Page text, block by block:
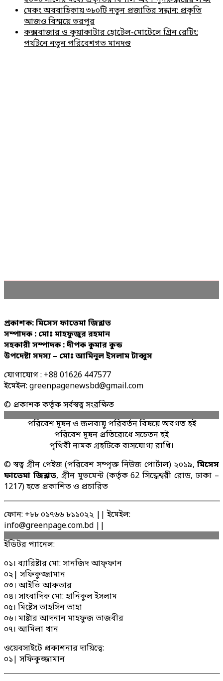
মেকং অববাহিকায় ৩৮০টি নতুন প্রজাতির সন্ধান: প্রকৃতি
আজও বিস্ময়ে ভরপুর
কক্সবাজার ও কুয়াকাটার হোটেল-মোটেলে গ্রিন রেটিং:
পর্যটনে নতুন পরিবেশগত মানদণ্ড
প্রকাশক: মিসেস ফাতেমা জিন্নাত
সম্পাদক : মোঃ মাহফুজুর রহমান
সহকারী সম্পাদক : দীপক কুমার কুন্ড
উপদেষ্টা সদস্য – মোঃ আমিনুল ইসলাম টাব্বুস
যোগাযোগ : +88 01626 447577
ইমেইল: greenpagenewsbd@gmail.com
© প্রকাশক কর্তৃক সর্বস্বত্ব সংরক্ষিত
পরিবেশ দূষন ও জলবায়ু পরিবর্তন বিষয়ে অবগত হই
পরিবেশ দূষন প্রতিরোধে সচেতন হই
পৃথিবী নামক গ্রহটিকে বাসযোগ্য রাখি।
© স্বত্ব গ্রীন পেইজ (পরিবেশ সম্পৃক্ত নিউজ পোর্টাল) ২০১৯, মিসেস
ফাতেমা জিন্নাত, গ্রীন মুভমেন্ট (কর্তৃক 62 সিদ্ধেশ্বরী রোড, ঢাকা –
1217) হতে প্রকাশিত ও প্রচারিত
ফোন: +৮৮ ০১৭৬৬ ৮১১০২২ || ইমেইল:
info@greenpage.com.bd ||
ইডিটর প্যানেল:
০১। ব্যারিষ্টার মো: সানজিদ আফ্ফান
০২| সফিকুজ্জামান
০৩। আইভি আকতার
০৪। সাংবাদিক মো: হানিকুল ইসলাম
০৫। মিষ্টেস তাহসিন তাহা
০৬। মাষ্টার আদনান মাহফুজ তাজবীর
০৭। আমিলা খান
ওয়েবসাইটে প্রকাশনার দায়িত্বে:
০১| সফিকুজ্জামান